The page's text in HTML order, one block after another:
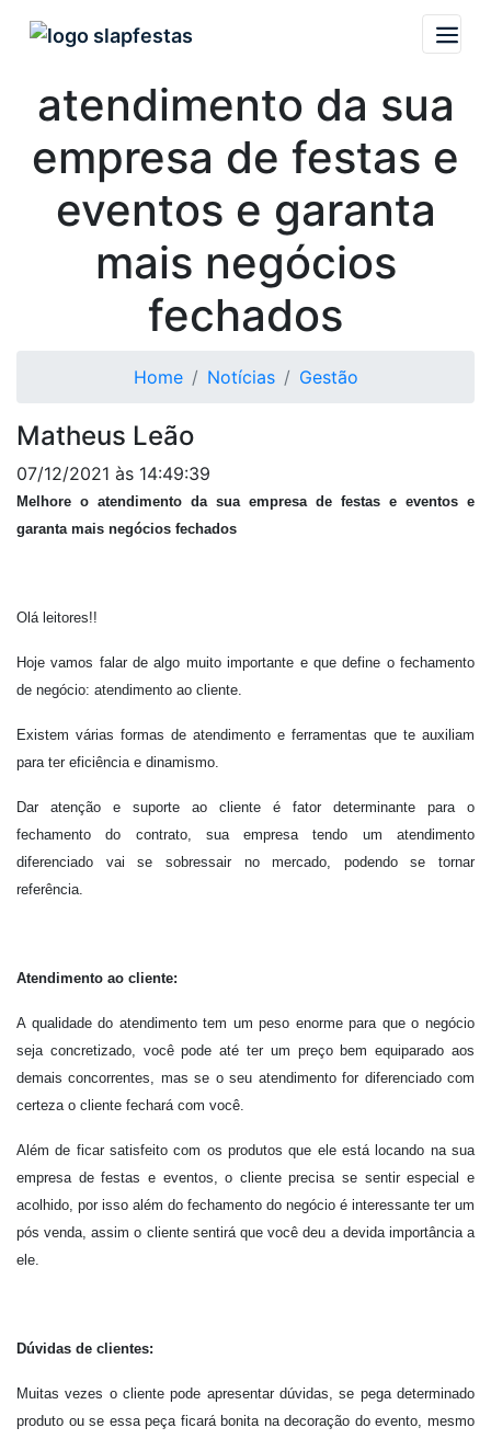
Melhore o
atendimento da sua
empresa de festas e
eventos e garanta
mais negócios
fechados
Home Notícias Gestão
Matheus Leão
07/12/2021 às 14:49:39
Melhore o atendimento da sua empresa de festas e eventos e
garanta mais negócios fechados
Olá leitores!!
Hoje vamos falar de algo muito importante e que define o fechamento
de negócio: atendimento ao cliente.
Existem várias formas de atendimento e ferramentas que te auxiliam
para ter eficiência e dinamismo.
Dar atenção e suporte ao cliente é fator determinante para o
fechamento do contrato, sua empresa tendo um atendimento
diferenciado vai se sobressair no mercado, podendo se tornar
referência.
Atendimento ao cliente:
A qualidade do atendimento tem um peso enorme para que o negócio
seja concretizado, você pode até ter um preço bem equiparado aos
demais concorrentes, mas se o seu atendimento for diferenciado com
certeza o cliente fechará com você.
Além de ficar satisfeito com os produtos que ele está locando na sua
empresa de festas e eventos, o cliente precisa se sentir especial e
acolhido, por isso além do fechamento do negócio é interessante ter um
pós venda, assim o cliente sentirá que você deu a devida importância a
ele.
Dúvidas de clientes:
Muitas vezes o cliente pode apresentar dúvidas, se pega determinado
produto ou se essa peça ficará bonita na decoração do evento, mesmo